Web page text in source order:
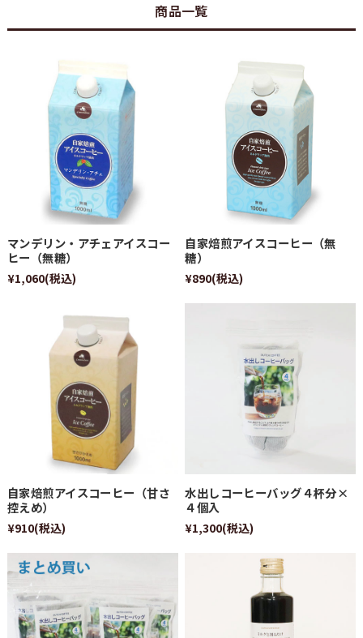
商品一覧
マンデリン・アチェアイスコー
ヒー（無糖）
¥1,060(税込)
自家焙煎アイスコーヒー（無
糖）
¥890(税込)
自家焙煎アイスコーヒー（甘さ
控えめ）
¥910(税込)
水出しコーヒーバッグ４杯分×
４個入
¥1,300(税込)